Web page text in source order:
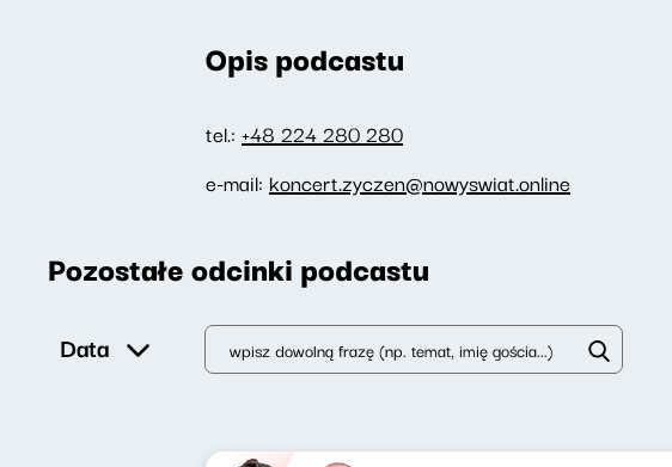
Opis podcastu
tel.: +48 224 280 280
e-mail: koncert.zyczen@nowyswiat.online
Pozostałe odcinki podcastu
Data